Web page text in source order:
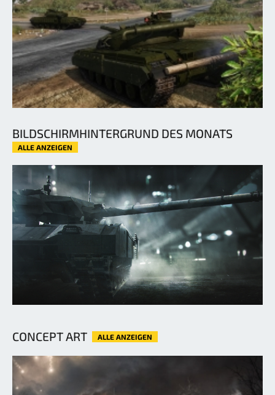
BILDSCHIRMHINTERGRUND DES MONATS
ALLE ANZEIGEN
CONCEPT ART ALLE ANZEIGEN